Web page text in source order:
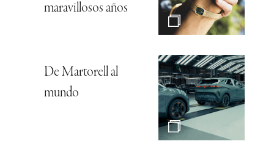
maravillosos años
De Martorell al
mundo